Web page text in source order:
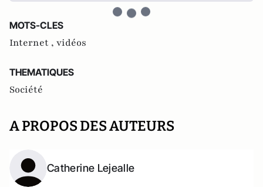
MOTS-CLES
Internet , vidéos
THEMATIQUES
Société
A PROPOS DES AUTEURS
Catherine Lejealle